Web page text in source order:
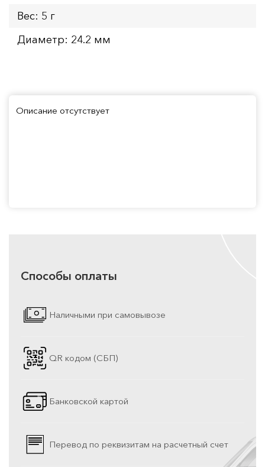
Вес: 5 г
Диаметр: 24.2 мм
Описание отсутствует
Способы оплаты
Наличными при самовывозе
QR кодом (СБП)
Банковской картой
Перевод по реквизитам на расчетный счет